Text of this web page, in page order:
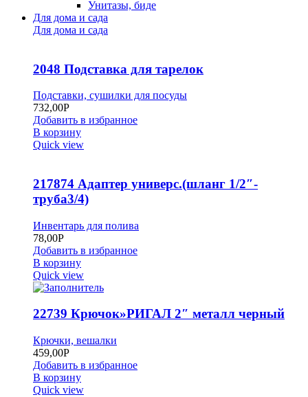
Унитазы, биде
Для дома и сада
Для дома и сада
2048 Подставка для тарелок
Подставки, сушилки для посуды
732,00Р
Добавить в избранное
В корзину
Quick view
217874 Адаптер универс.(шланг 1/2″-
труба3/4)
Инвентарь для полива
78,00Р
Добавить в избранное
В корзину
Quick view
22739 Крючок»РИГАЛ 2″ металл черный
Крючки, вешалки
459,00Р
Добавить в избранное
В корзину
Quick view